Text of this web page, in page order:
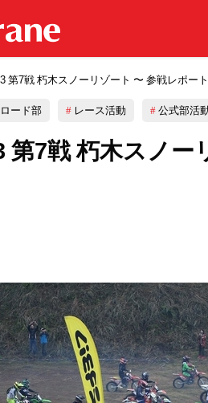
第7戦 朽木スノーリゾート 〜 参戦レポー
ード部 レース活動 公式部活
第7戦 朽木スノ